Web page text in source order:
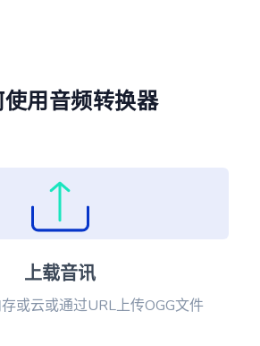
使用音频转换器
上载音讯
或云或通过URL上传OGG文件